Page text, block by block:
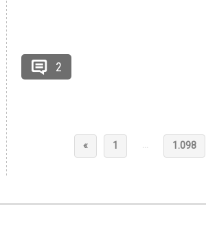
2
« 1 … 1.098